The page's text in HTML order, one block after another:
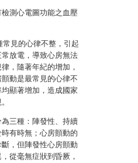
測心電圖功能之血壓
見的心律不整，引起
放電，導致心房無法
，隨著年紀的增加，
動是最常見的心律不
顯著增加，造成國家
三種：陣發性、持續
有時無；心房顫動的
，但陣發性心房顫動
從毫無症狀到昏厥，